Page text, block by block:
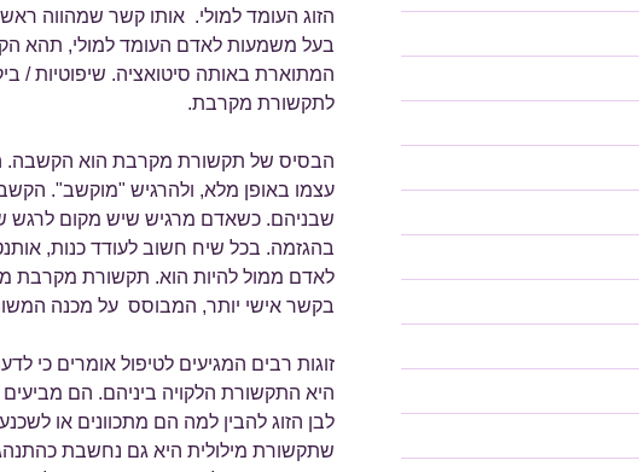
הזוג העומד למולי. אותו קשר שמהווה
בעל משמעות לאדם העומד למולי, תהא
המתוארת באותה סיטואציה. שיפוטיות /
לתקשורת מקרבת.
הבסיס של תקשורת מקרבת הוא הקשבה.
עצמו באופן מלא, ולהרגיש "מוקשב".
שבניהם. כשאדם מרגיש שיש מקום לרגש
בהגזמה. בכל שיח חשוב לעודד כנות,
לאדם ממול להיות הוא. תקשורת מקרבת
בקשר אישי יותר, המבוסס על מכנה
זוגות רבים המגיעים לטיפול אומרים כי
היא התקשורת הלקויה ביניהם. הם
לבן הזוג להבין למה הם מתכוונים או
שתקשורת מילולית היא גם נחשבת